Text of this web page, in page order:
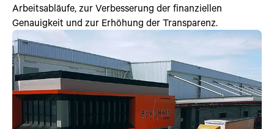
Arbeitsabläufe, zur Verbesserung der finanziellen
Genauigkeit und zur Erhöhung der Transparenz.